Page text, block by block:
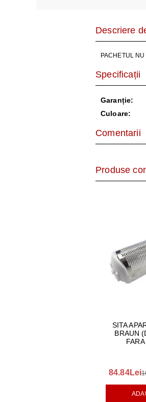
Descriere
PACHETUL
Specificații
Garanție:
Culoare:
Comentarii
Produse
SITA
BRAUN
84.84Lei